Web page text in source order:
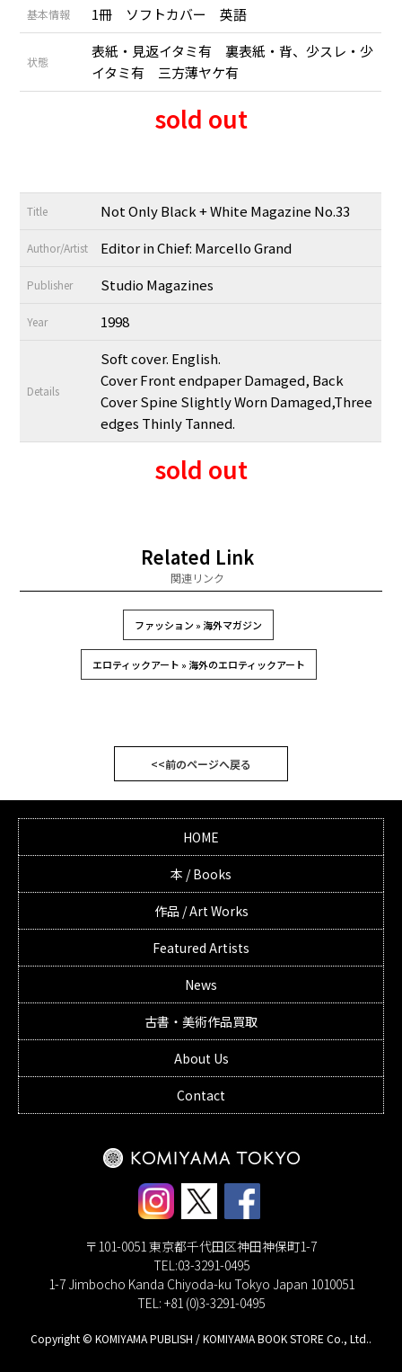
基本情報 1冊 ソフトカバー 英語
状態
表紙・見返イタミ有 裏表紙・背、少スレ・少
イタミ有 三方薄ヤケ有
sold out
Title Not Only Black + White Magazine No.33
Author/Artist Editor in Chief: Marcello Grand
Publisher Studio Magazines
Year 1998
Details
Soft cover. English.
Cover Front endpaper Damaged, Back
Cover Spine Slightly Worn Damaged,Three
edges Thinly Tanned.
sold out
Related Link
関連リンク
ファッション » 海外マガジン
エロティックアート » 海外のエロティックアート
<<前のページへ戻る
HOME
本 / Books
作品 / Art Works
Featured Artists
News
古書・美術作品買取
About Us
Contact
〒101-0051 東京都千代田区神田神保町1-7
TEL:03-3291-0495
1-7 Jimbocho Kanda Chiyoda-ku Tokyo Japan 1010051
TEL: +81 (0)3-3291-0495
Copyright © KOMIYAMA PUBLISH / KOMIYAMA BOOK STORE Co., Ltd..